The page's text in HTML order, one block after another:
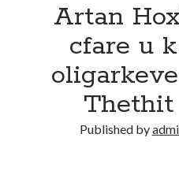
Artan
cfare u
Thethit
Published by